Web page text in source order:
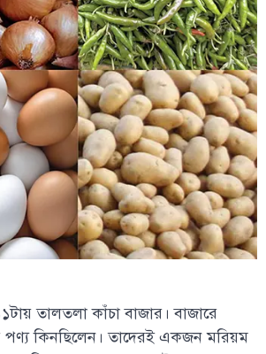
তালতলা কাঁচা বাজার। বাজারে
পণ্য কিনছিলেন। তাদেরই একজন মরিয়ম